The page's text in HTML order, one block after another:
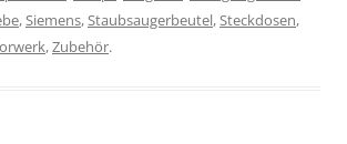
,Siemens,Staubsaugerbeutel,Steckdosen,
,Zubehör.